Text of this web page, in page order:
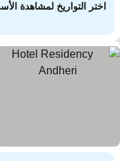
اختر التواريخ لمشاهدة